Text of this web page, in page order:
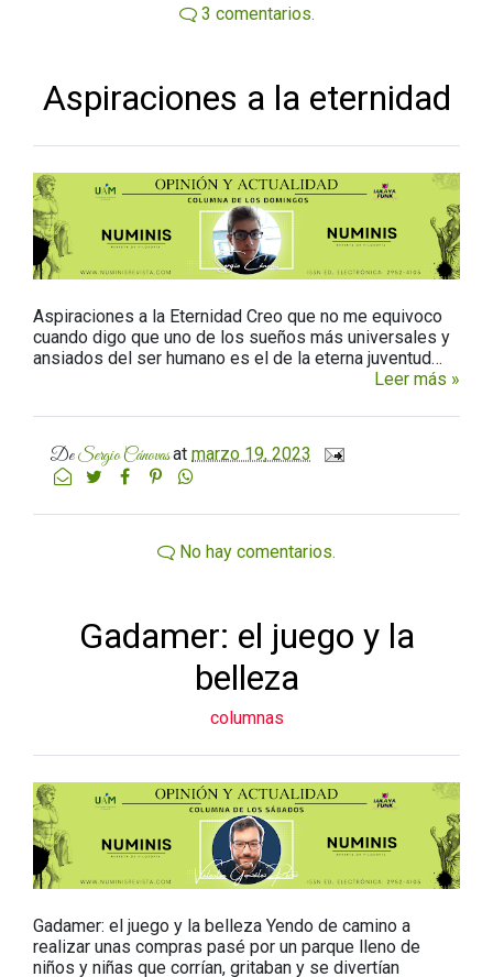
3 comentarios.
Aspiraciones a la eternidad
Aspiraciones a la Eternidad Creo que no me equivoco
cuando digo que uno de los sueños más universales y
ansiados del ser humano es el de la eterna juventud…
Leer más »
DeSergio Cánovasat marzo 19, 2023
No hay comentarios.
Gadamer: el juego y la
belleza
columnas
Gadamer: el juego y la belleza Yendo de camino a
realizar unas compras pasé por un parque lleno de
niños y niñas que corrían, gritaban y se divertían